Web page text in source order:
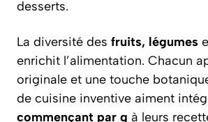
desserts.
La diversité des fruits, légumes
enrichit l’alimentation. Chacun
originale et une touche
de cuisine inventive aiment
commençant par g à leurs